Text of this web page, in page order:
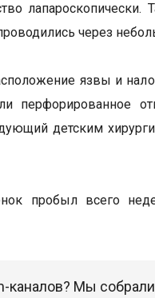
через
язвы и
перфорированное
детским
пробыл всего
каналов? Мы